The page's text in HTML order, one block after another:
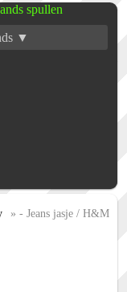
spullen
▼
» - Jeans jasje / H&M